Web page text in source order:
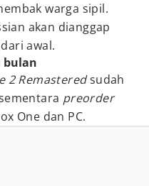
warga sipil.
akan dianggap
awal.
bulan
2 Remasteredsudah
preorder
One dan PC.